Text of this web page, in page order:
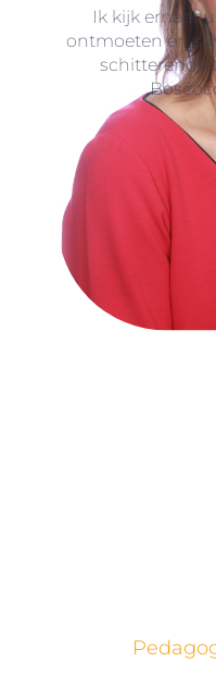
Ik kijk ernaar
ontmoeten en
schitterende